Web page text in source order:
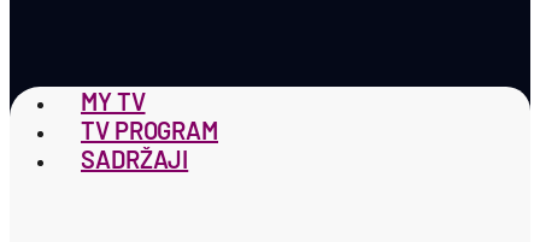
MY TV
TV PROGRAM
SADRŽAJI